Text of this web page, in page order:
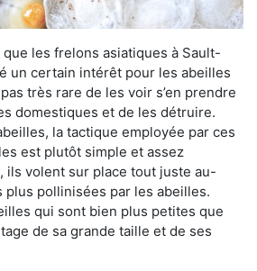
les frelons asiatiques à Sault-
un certain intérêt pour les abeilles
très rare de les voir s’en prendre
domestiques et de les détruire.
la tactique employée par ces
est plutôt simple et assez
ils volent sur place tout juste au-
plus pollinisées par les abeilles.
qui sont bien plus petites que
de sa grande taille et de ses